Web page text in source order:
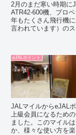
2月のまだ寒い時期に
ATR42-600機、プロ
年もたくさん飛行機
言われています）の
eJALポイント
JALマイルからeJAL
上級会員になるため
ました。このマイル
か、様々な使い方を